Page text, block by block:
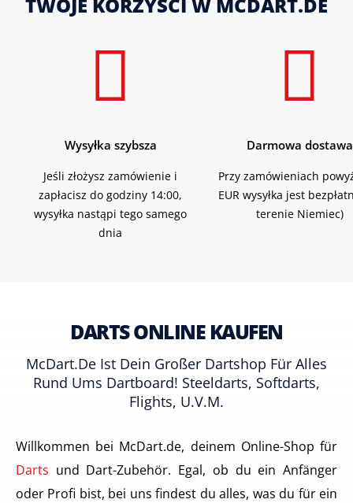
Wysyłka szybsza
Jeśli złożysz zamówienie i
zapłacisz do godziny 14:00,
wysyłka nastąpi tego samego
dnia
Darmowa dostawa
Przy zamówieniach
EUR wysyłka jest
terenie Niemiec)
DARTS ONLINE KAUFEN
McDart.de Ist Dein Großer Dartshop Für Alles
Rund Ums Dartboard! Steeldarts, Softdarts,
Flights, U.v.m.
Willkommen bei McDart.de, deinem Online-Shop für
Darts und Dart-Zubehör. Egal, ob du ein Anfänger
oder Profi bist, bei uns findest du alles, was du für ein